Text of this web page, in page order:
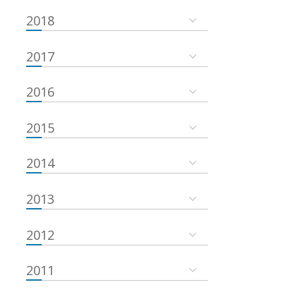
2018
2017
2016
2015
2014
2013
2012
2011